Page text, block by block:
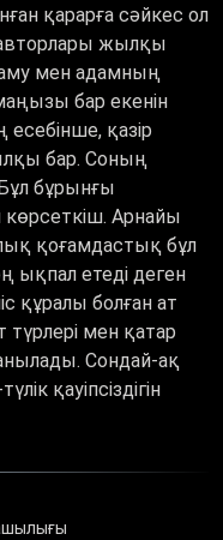
қарарға сәйкес ол
авторлары жылқы
мен адамның
бар екенін
қазір
бар. Соның
бұрынғы
Арнайы
қоғамдастық бұл
ықпал етеді деген
құралы болған ат
түрлері мен қатар
Сондай-ақ
қауіпсіздігін